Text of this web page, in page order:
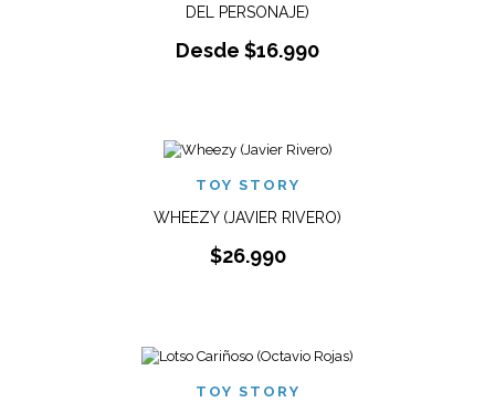
DEL PERSONAJE)
Desde $16.990
TOY STORY
WHEEZY (JAVIER RIVERO)
$26.990
TOY STORY